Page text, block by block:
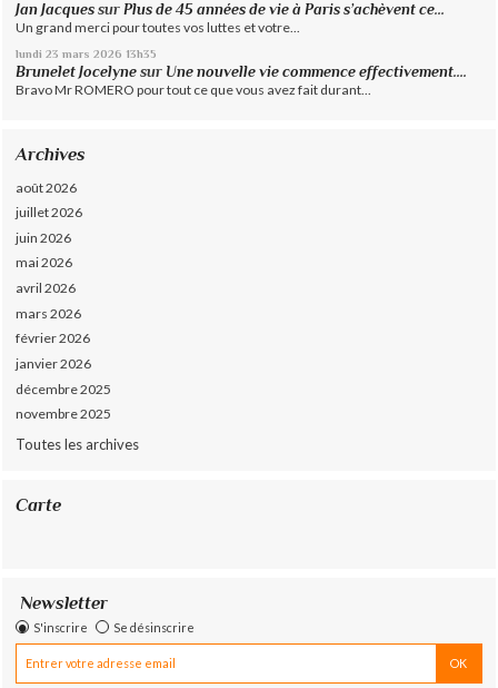
Jan Jacques surPlus de 45 années de vie à Paris s’achèvent ce...
Un grand merci pour toutes vos luttes et votre...
lundi 23 mars 2026 13h35
Brunelet Jocelyne sur Une nouvelle vie commence effectivement....
Bravo Mr ROMERO pour tout ce que vous avez fait durant...
Archives
août 2026
juillet 2026
juin 2026
mai 2026
avril 2026
mars 2026
février 2026
janvier 2026
décembre 2025
novembre 2025
Toutes les archives
Carte
Newsletter
S'inscrire Se désinscrire